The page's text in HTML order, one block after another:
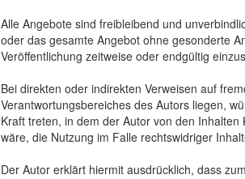
Alle Angebote sind freibleibend und
oder das gesamte Angebot ohne gesonderte
Veröffentlichung zeitweise oder endgültig
Bei direkten oder indirekten Verweisen auf
Verantwortungsbereiches des Autors liegen,
Kraft treten, in dem der Autor von den
wäre, die Nutzung im Falle rechtswidriger
Der Autor erklärt hiermit ausdrücklich, dass